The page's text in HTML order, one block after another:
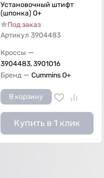
Установочный штифт
(шпонка) О+
Под заказ
Артикул 3904483
Кроссы —
3904483, 3901016
Бренд — Cummins O+
В корзину
Купить в 1 клик